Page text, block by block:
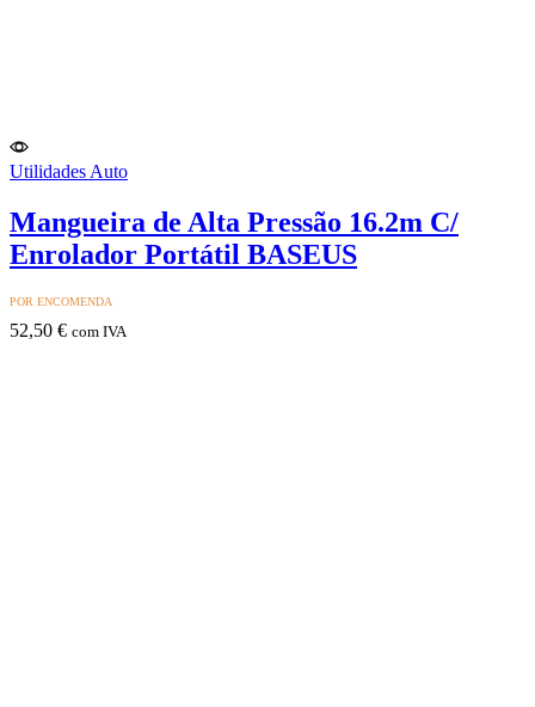
Utilidades Auto
Mangueira de Alta Pressão 16.2m C/
Enrolador Portátil BASEUS
POR ENCOMENDA
52,50 € com IVA